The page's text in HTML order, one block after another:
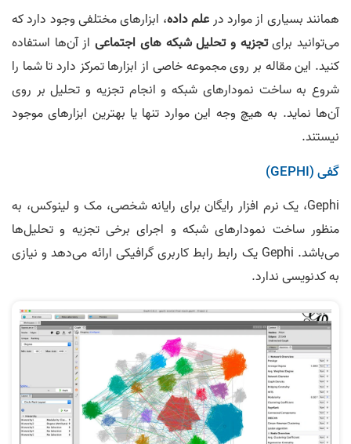
همانند بسیاری از موارد در علم داده، ابزارهای مختلفی وجود دارد که
می‌توانید برایتجزیه و تحلیل شبکه های اجتماعیاز آن‌ها استفاده
کنید. این مقاله بر روی مجموعه خاصی از ابزارها تمرکز دارد تا شما را
شروع به ساخت نمودارهای شبکه و انجام تجزیه و تحلیل بر روی
آن‌ها نماید. به هیچ وجه این موارد تنها یا بهترین ابزارهای موجود
نیستند.
گفی (GEPHI)
Gephi، یک نرم افزار رایگان برای رایانه شخصی، مک و لینوکس، به
منظور ساخت نمودارهای شبکه و اجرای برخی تجزیه و تحلیل‌ها
می‌باشد. Gephi یک رابط رابط کاربری گرافیکی ارائه می‌دهد و نیازی
به کدنویسی ندارد.